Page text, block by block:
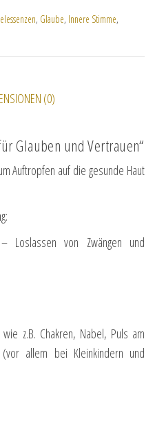
, Glaube, Innere Stimme,
(0)
Glauben und Vertrauen“
Auftropfen auf die gesunde Haut
Loslassen von Zwängen und
z.B. Chakren, Nabel, Puls am
allem bei Kleinkindern und